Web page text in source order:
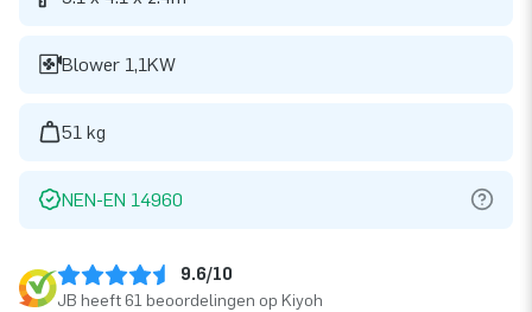
Blower 1,1KW
51 kg
NEN-EN 14960
9.6/10
JB heeft 61 beoordelingen op Kiyoh